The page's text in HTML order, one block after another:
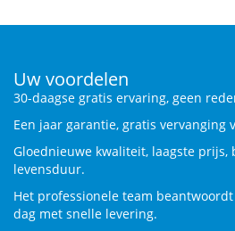
Uw voordelen
30-daagse gratis ervaring, geen
Een jaar garantie, gratis vervanging
Gloednieuwe kwaliteit, laagste
levensduur.
Het professionele team
dag met snelle levering.